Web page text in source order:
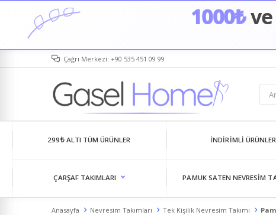
1000₺ve
Çağrı Merkezi: +90 535 451 09 99
299₺ ALTI TÜM ÜRÜNLER İNDIRIMLI ÜRÜNLER
ÇARŞAF TAKIMLARI PAMUK SATEN NEVRESIM
Anasayfa Nevresim Takımları Tek Kişilik Nevresim Takımı